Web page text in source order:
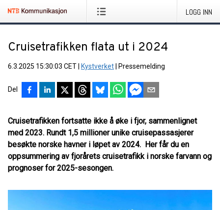
LOGG INN
Cruisetrafikken flata ut i 2024
6.3.2025 15:30:03 CET Kystverket Pressemelding
Del
Cruisetrafikken fortsatte ikke å øke i fjor, sammenlignet
med 2023. Rundt 1,5 millioner unike cruisepassasjerer
besøkte norske havner i løpet av 2024. Her får du en
oppsummering av fjorårets cruisetrafikk i norske farvann og
prognoser for 2025-sesongen.